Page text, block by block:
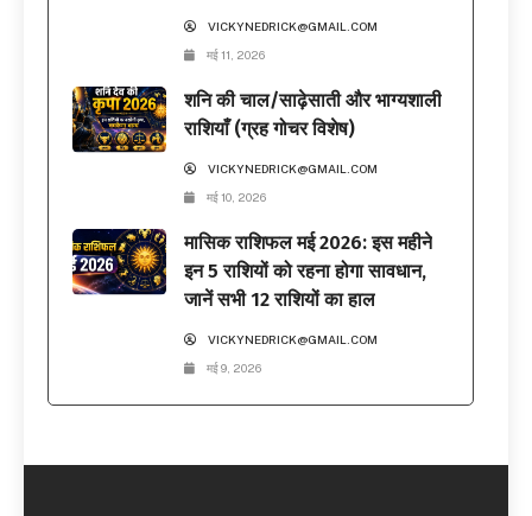
VICKYNEDRICK@GMAIL.COM
मई 11, 2026
शनि की चाल/साढ़ेसाती और भाग्यशाली
राशियाँ (ग्रह गोचर विशेष)
VICKYNEDRICK@GMAIL.COM
मई 10, 2026
मासिक राशिफल मई 2026: इस महीने
इन 5 राशियों को रहना होगा सावधान,
जानें सभी 12 राशियों का हाल
VICKYNEDRICK@GMAIL.COM
मई 9, 2026